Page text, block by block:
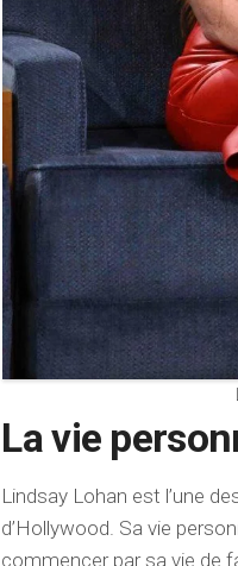
La vie
Lindsay Lohan est l’une
d’Hollywood. Sa vie
commencer par sa vie de